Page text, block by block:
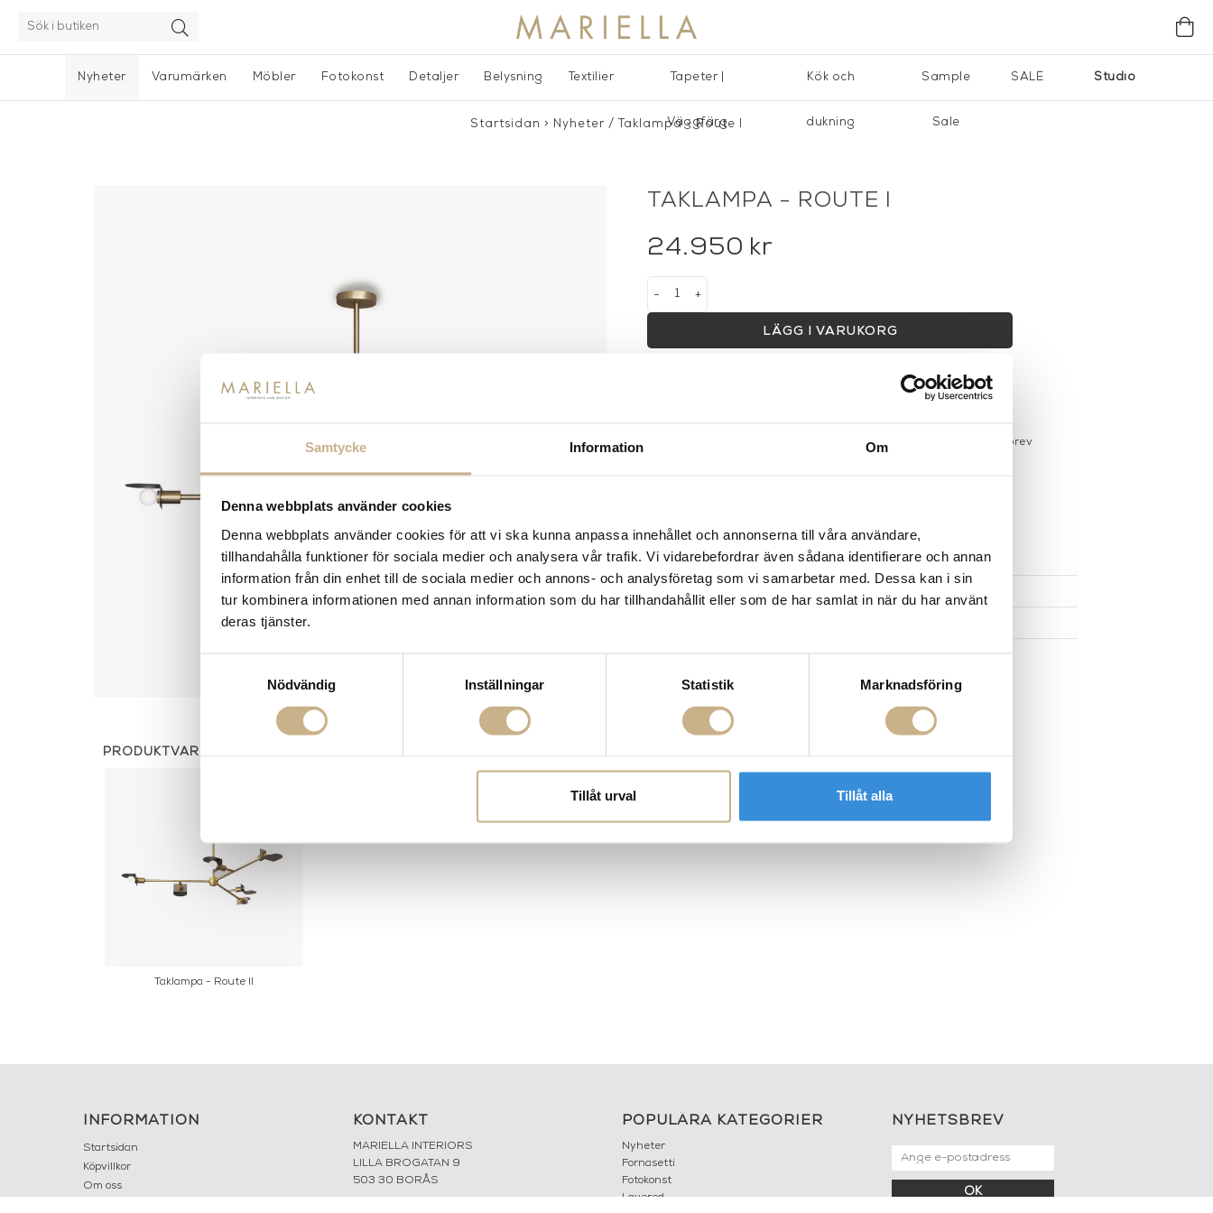
Samtycke Information Om
Denna webbplats använder cookies
Denna webbplats använder cookies för att vi ska kunna anpassa innehållet och annonserna till våra användare,
tillhandahålla funktioner för sociala medier och analysera vår trafik. Vi vidarebefordrar även sådana identifierare och annan
information från din enhet till de sociala medier och annons- och analysföretag som vi samarbetar med. Dessa kan i sin
tur kombinera informationen med annan information som du har tillhandahållit eller som de har samlat in när du har använt
deras tjänster.
Nödvändig
Inställningar Statistik Marknadsföring
Tillåt urval Tillåt alla
Nyheter Studio
Varumärken Möbler Fotokonst Detaljer Belysning Textilier Tapeter |
Väggfärg
Kök och
dukning
Sample
Sale
SALE
Startsidan > Nyheter / Taklampa - Route I
TAKLAMPA - ROUTE I
24.950 kr
+
-
LÄGG I VARUKORG
när du registrerar dig för vårt nyhetsbrev
FRÅGA OSS OM PRODUKTEN
BESKRIVNING
PRODUKTVARIANTER
Taklampa - Route II
INFORMATION
Startsidan
Köpvillkor
Om oss
KONTAKT
MARIELLA INTERIORS
LILLA BROGATAN 9
503 30 BORÅS
POPULÄRA KATEGORIER
Nyheter
Fornasetti
Fotokonst
Layered
NYHETSBREV
OK